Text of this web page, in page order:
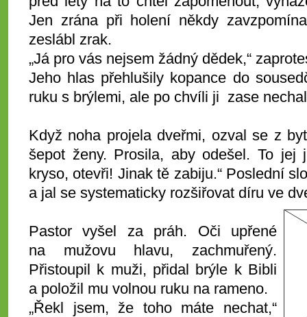
Jen zrána při holení někdy
zeslábl zrak.
„Já pro vás nejsem žádný dědek,“
Jeho hlas přehlušily kopance do
ruku s brýlemi, ale po chvíli ji zase
Když noha projela dveřmi, ozval se z
šepot ženy. Prosila, aby odešel. To jej
kryso, otevři! Jinak tě zabiju.“ Poslední
a jal se systematicky rozšiřovat díru ve
Pastor vyšel za práh. Oči upřené
na mužovu hlavu, zachmuřený.
Přistoupil k muži, přidal brýle k Bibli
a položil mu volnou ruku na rameno.
„Řekl jsem, že toho máte nechat,“